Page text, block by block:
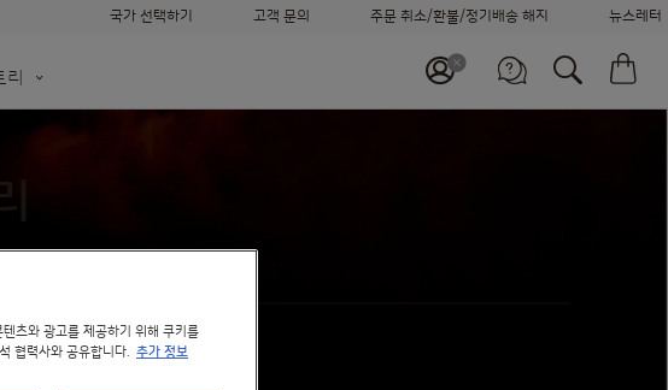
국가 선택하기 고객 문의 주문 취소/환불/정기배송 해지 뉴스레터
수리
츠와 광고를 제공하기 위해 쿠키를
협력사와 공유합니다. 추가 정보